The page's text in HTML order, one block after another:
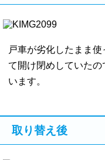
戸車が劣化したまま
て開け閉めしていた
います。
取り替え後